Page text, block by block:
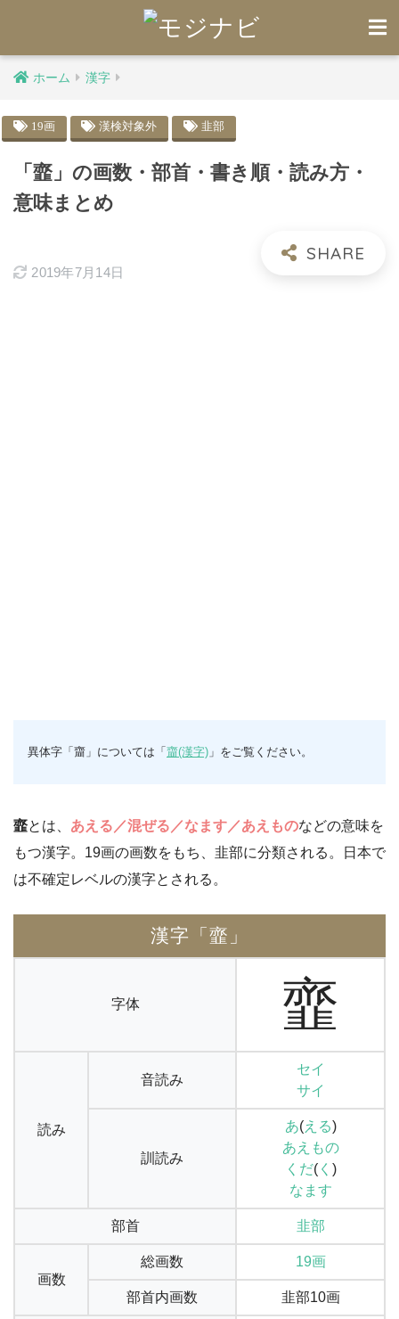
ホーム 漢字
19画 漢検対象外 韭部
「韲」の画数・部首・書き順・読み方・
意味まとめ
2019年7月14日
異体字「齏」については「 齏(漢字) 」をご覧ください。
韲とは、 あえる／混ぜる／なます／あえものなどの意味を
もつ漢字。19画の画数をもち、韭部に分類される。日本で
は不確定レベルの漢字とされる。
漢字「韲」
字体 韲
読み
音読み
セイ
サイ
訓読み
あ(える)
あえもの
くだ(く )
なます
部首 韭部
画数
総画数 19画
部首内画数 韭部10画